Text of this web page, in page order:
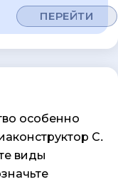
ПЕРЕЙТИ
особенно
С.
виды